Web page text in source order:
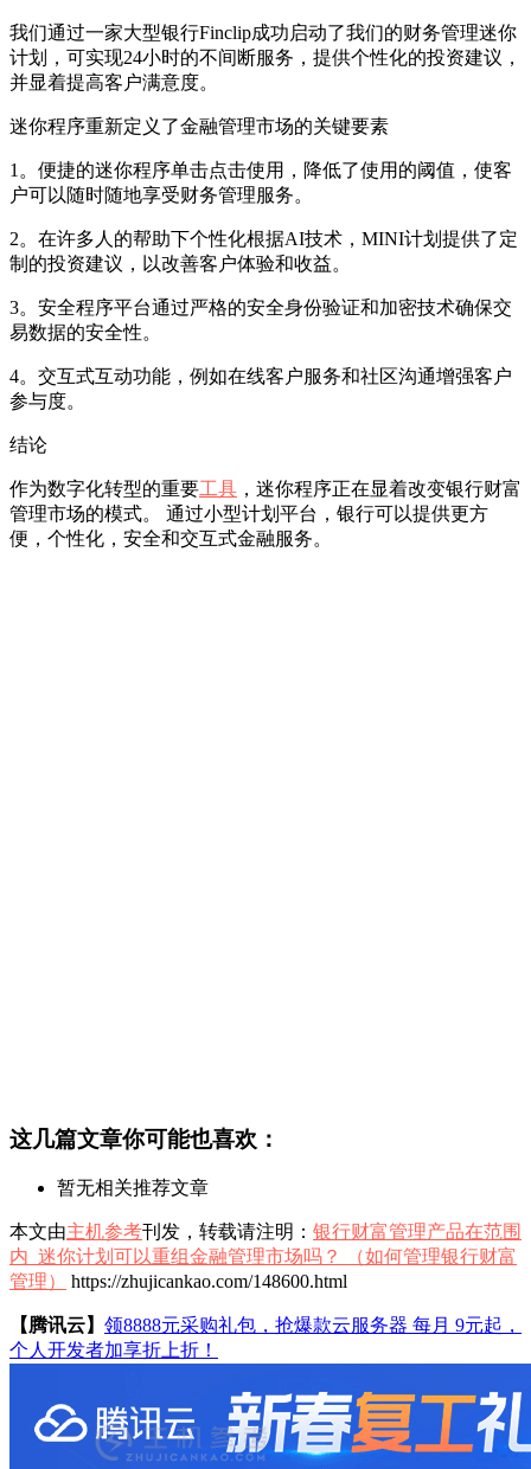
我们通过一家大型银行Finclip成功启动了我们的财务管理迷你
计划，可实现24小时的不间断服务，提供个性化的投资建议，
并显着提高客户满意度。
迷你程序重新定义了金融管理市场的关键要素
1。便捷的迷你程序单击点击使用，降低了使用的阈值，使客
户可以随时随地享受财务管理服务。
2。在许多人的帮助下个性化根据AI技术，MINI计划提供了定
制的投资建议，以改善客户体验和收益。
3。安全程序平台通过严格的安全身份验证和加密技术确保交
易数据的安全性。
4。交互式互动功能，例如在线客户服务和社区沟通增强客户
参与度。
结论
作为数字化转型的重要工具 ，迷你程序正在显着改变银行财富
管理市场的模式。 通过小型计划平台，银行可以提供更方
便，个性化，安全和交互式金融服务。
这几篇文章你可能也喜欢：
暂无相关推荐文章
本文由主机参考刊发，转载请注明： 银行财富管理产品在范围
内_迷你计划可以重组金融管理市场吗？ （如何管理银行财富
管理）
https://zhujicankao.com/148600.html
【腾讯云】 领8888元采购礼包，抢爆款云服务器 每月 9元起，
个人开发者加享折上折！